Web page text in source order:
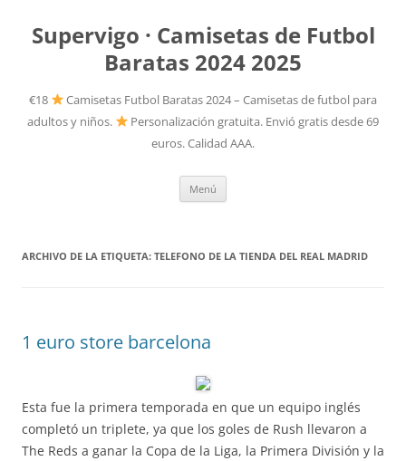
Supervigo · Camisetas de Futbol
Baratas 2024 2025
€18
Camisetas Futbol Baratas 2024 – Camisetas de futbol para
adultos y niños.
Personalización gratuita. Envió gratis desde 69
euros. Calidad AAA.
Menú
ARCHIVO DE LA ETIQUETA: TELEFONO DE LA TIENDA DEL REAL MADRID
1 euro store barcelona
Esta fue la primera temporada en que un equipo inglés
completó un triplete, ya que los goles de Rush llevaron a
The Reds a ganar la Copa de la Liga, la Primera División y la